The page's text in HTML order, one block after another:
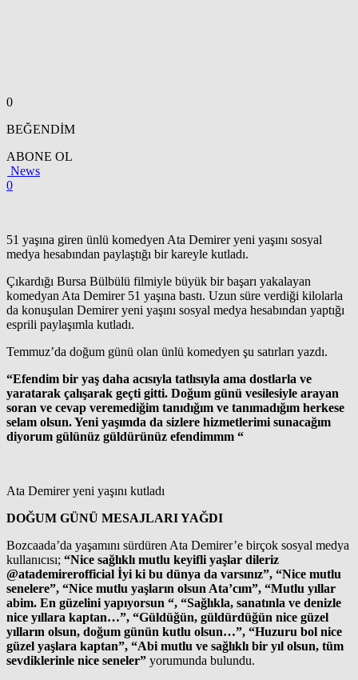
0
BEĞENDİM
ABONE OL
News
0
51 yaşına giren ünlü komedyen Ata Demirer yeni yaşını sosyal
medya hesabından paylaştığı bir kareyle kutladı.
Çıkardığı Bursa Bülbülü filmiyle büyük bir başarı yakalayan
komedyan Ata Demirer 51 yaşına bastı. Uzun süre verdiği kilolarla
da konuşulan Demirer yeni yaşını sosyal medya hesabından yaptığı
esprili paylaşımla kutladı.
Temmuz’da doğum günü olan ünlü komedyen şu satırları yazdı.
“Efendim bir yaş daha acısıyla tatlısıyla ama dostlarla ve
yaratarak çalışarak geçti gitti. Doğum günü vesilesiyle arayan
soran ve cevap veremediğim tanıdığım ve tanımadığım herkese
selam olsun. Yeni yaşımda da sizlere hizmetlerimi sunacağım
diyorum gülünüz güldürünüz efendimmm “
Ata Demirer yeni yaşını kutladı
DOĞUM GÜNÜ MESAJLARI YAĞDI
Bozcaada’da yaşamını sürdüren Ata Demirer’e birçok sosyal medya
kullanıcısı; “Nice sağlıklı mutlu keyifli yaşlar dileriz
@atademirerofficial İyi ki bu dünya da varsınız”, “Nice mutlu
senelere”, “Nice mutlu yaşların olsun Ata’cım”, “Mutlu yıllar
abim. En güzelini yapıyorsun “, “Sağlıkla, sanatınla ve denizle
nice yıllara kaptan…”, “Güldüğün, güldürdüğün nice güzel
yılların olsun, doğum günün kutlu olsun…”, “Huzuru bol nice
güzel yaşlara kaptan”, “Abi mutlu ve sağlıklı bir yıl olsun, tüm
sevdiklerinle nice seneler” yorumunda bulundu.